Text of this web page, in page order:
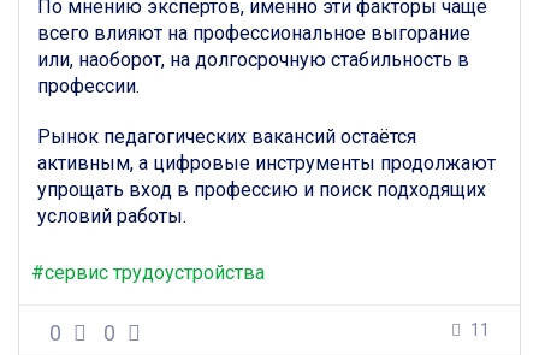
По мнению экспертов, именно эти факторы чаще
всего влияют на профессиональное выгорание
или, наоборот, на долгосрочную стабильность в
профессии.
Рынок педагогических вакансий остаётся
активным, а цифровые инструменты продолжают
упрощать вход в профессию и поиск подходящих
условий работы.
#сервис трудоустройства
11
0 0